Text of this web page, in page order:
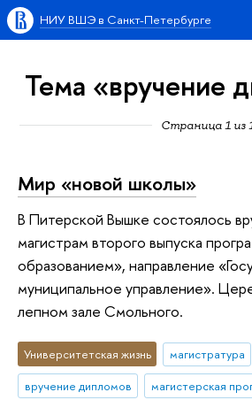
НИУ ВШЭ в Санкт-Петербурге
Тема «вручение
Страница 1 из
Мир «новой школы»
В Питерской Вышке состоялось
магистрам второго выпуска
образованием», направление
муниципальное управление».
лепном зале Смольного.
Университетская жизнь
магистратура
вручение дипломов
магистерская